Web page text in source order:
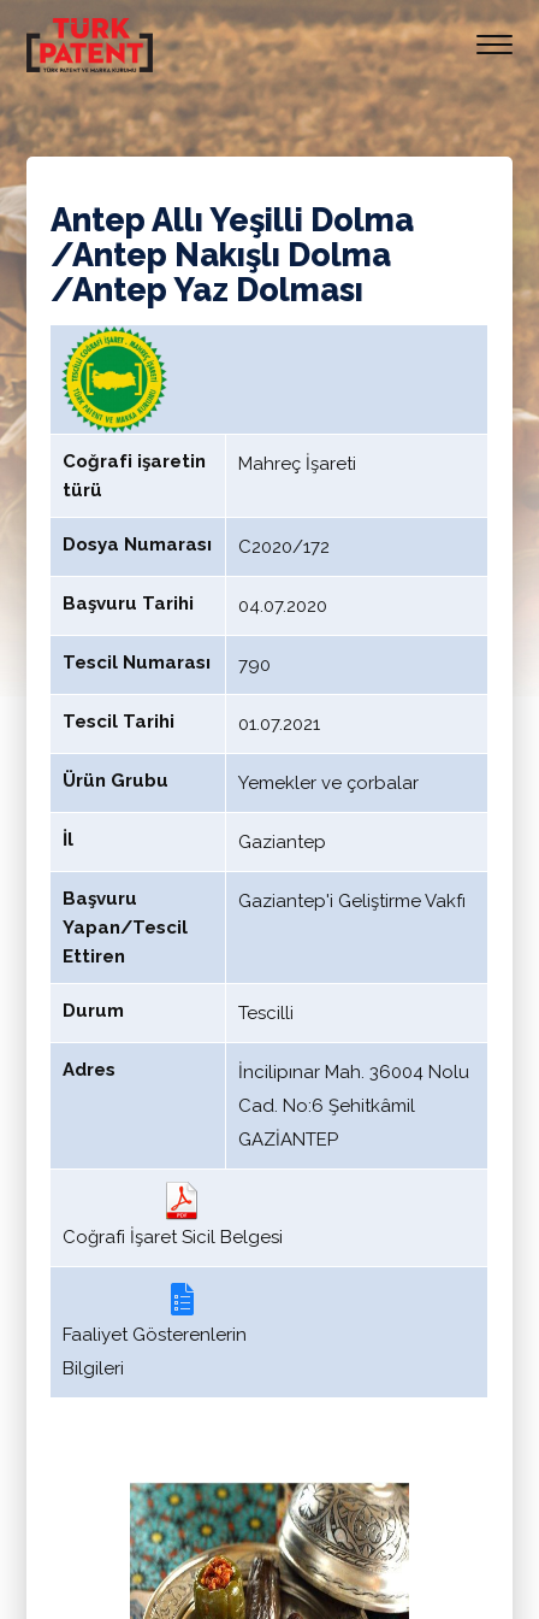
Antep Allı Yeşilli Dolma
/Antep Nakışlı Dolma
/Antep Yaz Dolması
Coğrafi işaretin
türü
Mahreç İşareti
Dosya Numarası C2020/172
Başvuru Tarihi 04.07.2020
Tescil Numarası 790
Tescil Tarihi 01.07.2021
Ürün Grubu Yemekler ve çorbalar
İl Gaziantep
Başvuru
Yapan/Tescil
Ettiren
Gaziantep'i Geliştirme Vakfı
Durum Tescilli
Adres
İncilipınar Mah. 36004 Nolu
Cad. No:6 Şehitkâmil
GAZİANTEP
Coğrafi İşaret Sicil Belgesi
Faaliyet Gösterenlerin
Bilgileri